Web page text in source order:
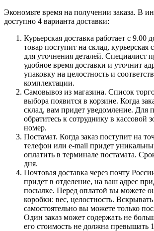
Экономьте время на получении заказа. В
доступно 4 варианта доставки:
Курьерская доставка работает с 9.00
товар поступит на склад, курьерская
для уточнения деталей. Специалист
удобное время доставки и уточнит
упаковку на целостность и
комплектации.
Самовывоз из магазина. Список
выбора появится в корзине. Когда
склад, вам придет уведомление. Для
обратитесь к сотруднику в кассовой
номер.
Постамат. Когда заказ поступит на
телефон или e-mail придет
оплатить в терминале постамата.
дня.
Почтовая доставка через почту
придет в отделение, на ваш адрес
посылке. Перед оплатой вы можете
коробки: вес, целостность.
самостоятельно вы можете только
Один заказ может содержать не
его стоимость не должна превышать